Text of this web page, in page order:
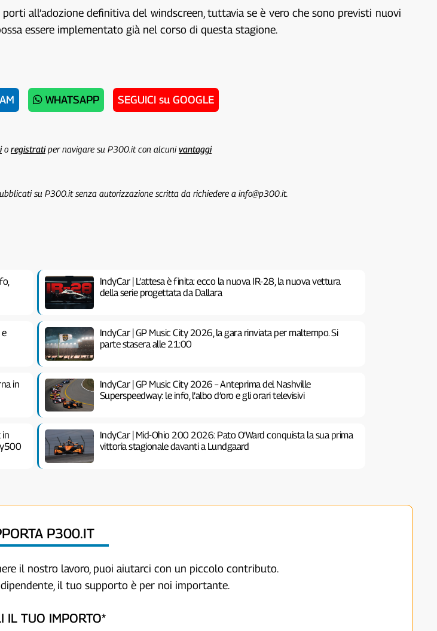
all’adozione definitiva del windscreen, tuttavia se è vero che sono previsti nuovi
essere implementato già nel corso di questa stagione.
WHATSAPP SEGUICI su GOOGLE
o registratiper navigare su P300.it con alcunivantaggi
su P300.it senza autorizzazione scritta da richiedere a info@p300.it.
IndyCar | L’attesa è finita: ecco la nuova IR-28, la nuova vettura
della serie progettata da Dallara
IndyCar | GP Music City 2026, la gara rinviata per maltempo. Si
parte stasera alle 21:00
in
IndyCar | GP Music City 2026 – Anteprima del Nashville
Superspeedway: le info, l’albo d’oro e gli orari televisivi
in
IndyCar | Mid-Ohio 200 2026: Pato O’Ward conquista la sua prima
vittoria stagionale davanti a Lundgaard
P300.IT
il nostro lavoro, puoi aiutarci con un piccolo contributo.
il tuo supporto è per noi importante.
IL TUO IMPORTO*